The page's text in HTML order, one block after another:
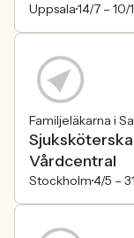
Uppsala14/7 – 10/1
Familjeläkarna i
Vårdcentral
Stockholm4/5 –